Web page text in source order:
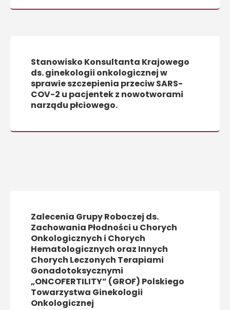
Stanowisko Konsultanta Krajowego
ds. ginekologii onkologicznej w
sprawie szczepienia przeciw SARS-
COV-2 u pacjentek z nowotworami
narządu płciowego.
Zalecenia Grupy Roboczej ds.
Zachowania Płodności u Chorych
Onkologicznych i Chorych
Hematologicznych oraz Innych
Chorych Leczonych Terapiami
Gonadotoksycznymi
„ONCOFERTILITY” (GROF) Polskiego
Towarzystwa Ginekologii
Onkologicznej